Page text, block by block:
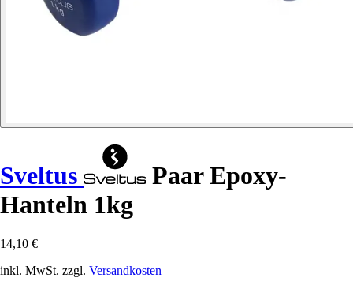
Sveltus
Paar Epoxy-
Hanteln 1kg
14,10 €
inkl. MwSt. zzgl. Versandkosten